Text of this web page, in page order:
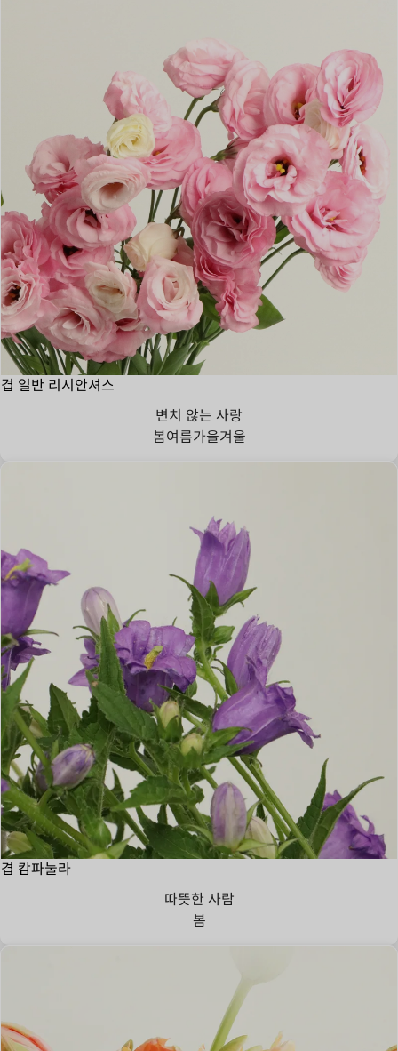
겹 일반 리시안셔스
변치 않는 사랑
봄여름가을겨울
겹 캄파눌라
따뜻한 사람
봄